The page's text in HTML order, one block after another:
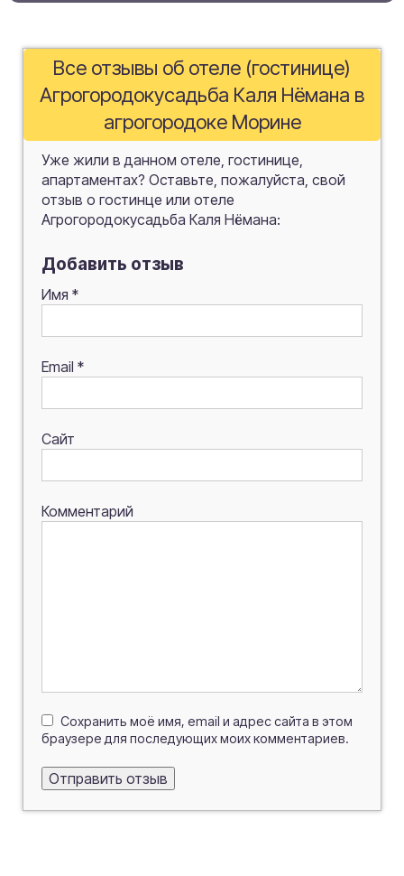
Все отзывы об отеле (гостинице)
Агрогородокусадьба Каля Нёмана в
агрогородоке Морине
Уже жили в данном отеле, гостинице,
апартаментах? Оставьте, пожалуйста, свой
отзыв о гостинце или отеле
Агрогородокусадьба Каля Нёмана:
Добавить отзыв
Имя *
Email *
Сайт
Комментарий
Сохранить моё имя, email и адрес сайта в этом
браузере для последующих моих комментариев.